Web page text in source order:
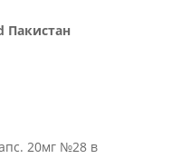
Пакистан
20мг №28 в